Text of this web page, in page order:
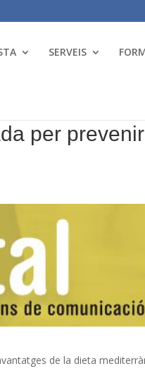
SERVEIS
per
de la dieta